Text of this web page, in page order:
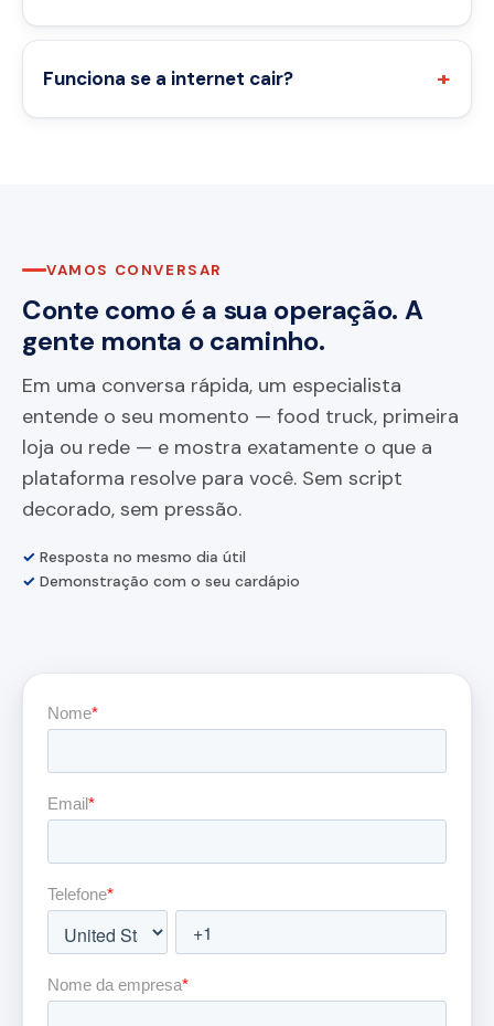
Funciona se a internet cair?
VAMOS CONVERSAR
Conte como é a sua operação. A
gente monta o caminho.
Em uma conversa rápida, um especialista
entende o seu momento — food truck, primeira
loja ou rede — e mostra exatamente o que a
plataforma resolve para você. Sem script
decorado, sem pressão.
✓ Resposta no mesmo dia útil
✓ Demonstração com o seu cardápio